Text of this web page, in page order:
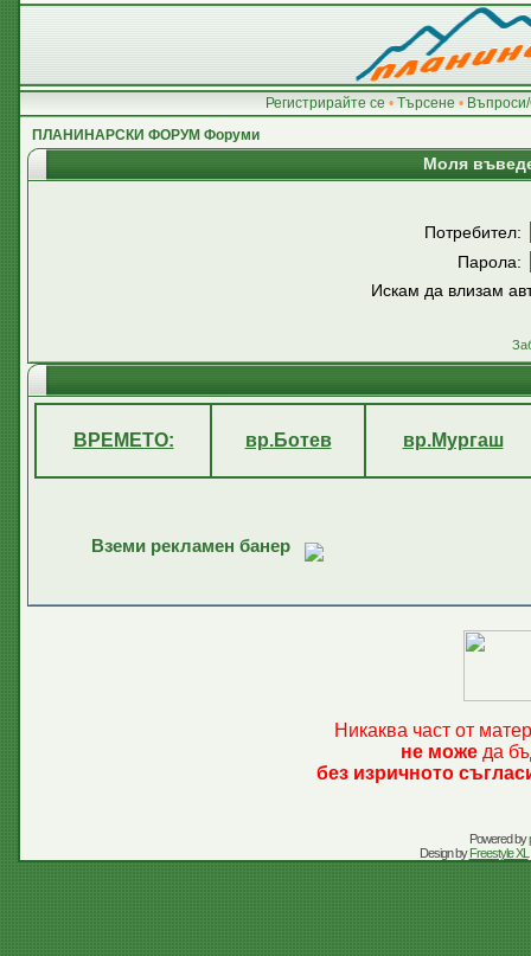
Регистрирайте се • Търсене •
ПЛАНИНАРСКИ ФОРУМ Форуми
Моля
Потребител:
Парола:
Искам да влизам
ВРЕМЕТО: вр.Ботев вр.Мургаш
Вземи рекламен банер
Никаква част от
не може да
без изричното
Powered by
Design byFreestyle XL